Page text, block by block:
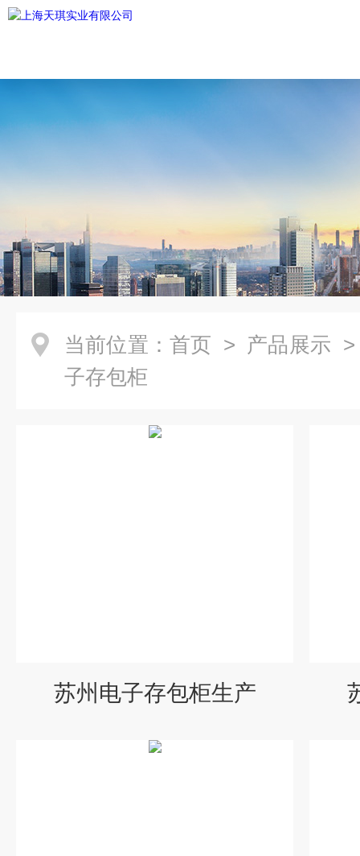
当前位置： 首页 > 产品展示
子存包柜
苏州电子存包柜生产